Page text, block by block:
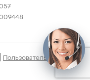
Пользовательское